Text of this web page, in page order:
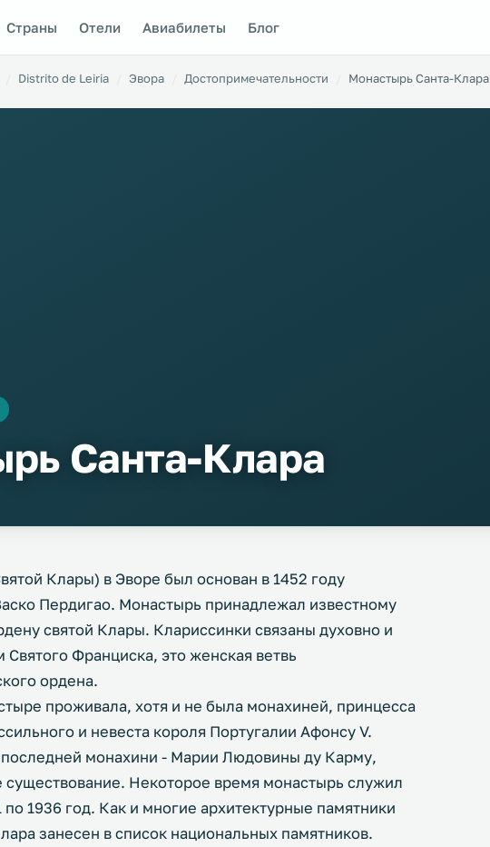
Страны Отели Авиабилеты Блог
Distrito de Leiria Эвора Достопримечательности Монастырь Санта-Клара
Санта-Клара
Клары) в Эворе был основан в 1452 году
Пердигао. Монастырь принадлежал известному
святой Клары. Клариссинки связаны духовно и
Франциска, это женская ветвь
ордена.
проживала, хотя и не была монахиней, принцесса
и невеста короля Португалии Афонсу V.
последней монахини - Марии Людовины ду Карму,
существование. Некоторое время монастырь служил
1936 год. Как и многие архитектурные памятники
занесен в список национальных памятников.